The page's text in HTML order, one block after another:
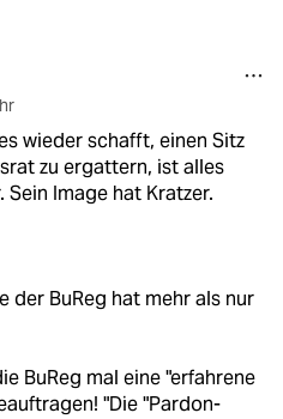
wieder schafft, einen Sitz
zu ergattern, ist alles
Sein Image hat Kratzer.
der BuReg hat mehr als nur
BuReg mal eine "erfahrene
"Die "Pardon-